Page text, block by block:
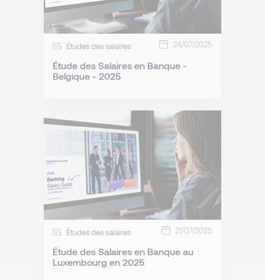
Études des salaires 24/07/2025
Étude des Salaires en Banque -
Belgique - 2025
Études des salaires 21/07/2025
Étude des Salaires en Banque au
Luxembourg en 2025